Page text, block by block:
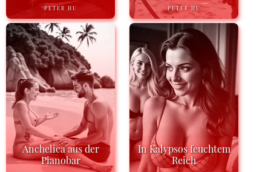
PETER HU PETER HU
Anchelica aus der
Pianobar
In Kalypsos feuchtem
Reich